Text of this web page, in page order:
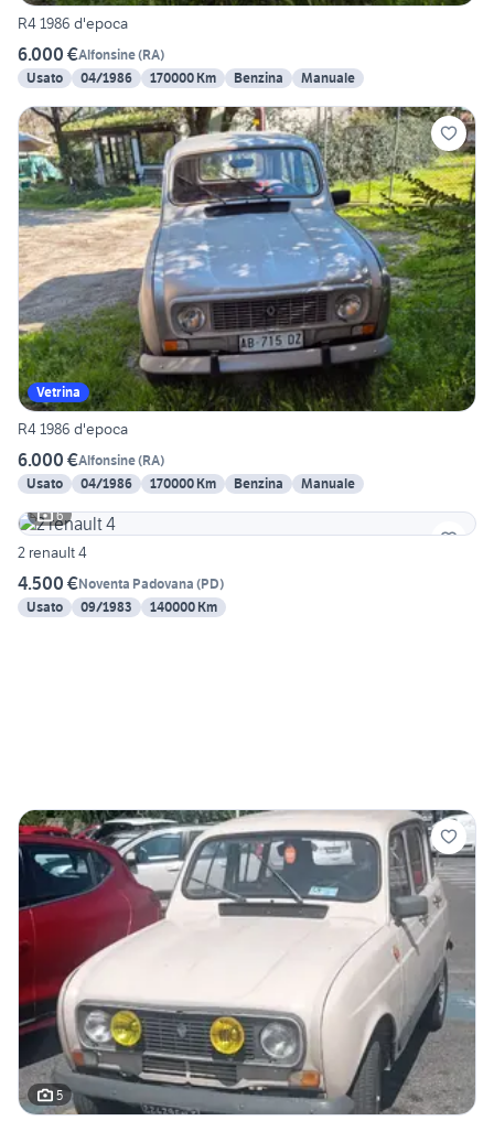
R4 1986 d'epoca
6.000 €Alfonsine(RA)
Usato
04/1986 170000 Km Benzina Manuale
Vetrina
R4 1986 d'epoca
6.000 €Alfonsine(RA)
Usato
04/1986 170000 Km Benzina
Manuale
6
2 renault 4
4.500 €Noventa Padovana (PD)
Usato
09/1983 140000 Km
5